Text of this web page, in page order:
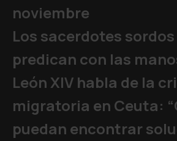
noviembre
Los sacerdotes
predican con las
León XIV habla de la
migratoria en Ceuta:
puedan encontrar